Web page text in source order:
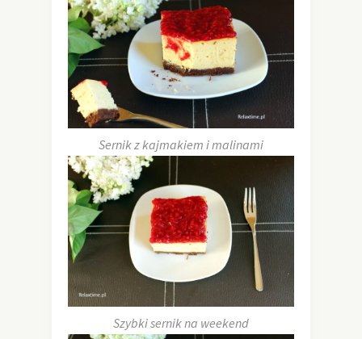
Sernik z kajmakiem i malinami
Szybki sernik na weekend